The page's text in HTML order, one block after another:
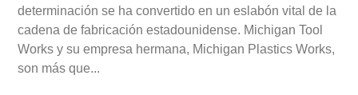
determinación se ha convertido en un eslabón vital de la
cadena de fabricación estadounidense. Michigan Tool
Works y su empresa hermana, Michigan Plastics Works,
son más que...